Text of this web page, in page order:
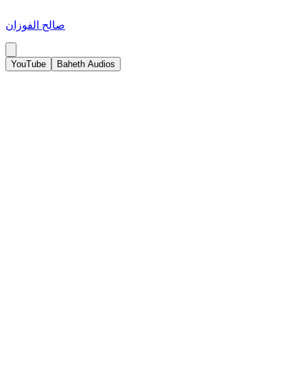
صالح الفوزان
YouTube Baheth Audios